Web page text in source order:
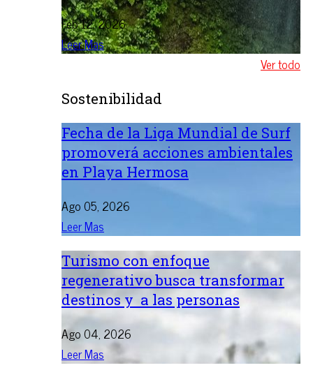
Feb 12, 2026
Leer Mas
Ver todo
Sostenibilidad
Fecha de la Liga Mundial de Surf
promoverá acciones ambientales
en Playa Hermosa
Ago 05, 2026
Leer Mas
Turismo con enfoque
regenerativo busca transformar
destinos y a las personas
Ago 04, 2026
Leer Mas